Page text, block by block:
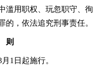
滥用职权、玩忽职守、徇
的，依法追究刑事责任。
则
日起施行。